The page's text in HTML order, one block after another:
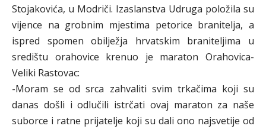
Stojakovića, u Modriči. Izaslanstva Udruga položila su
vijence na grobnim mjestima petorice branitelja, a
ispred spomen obilježja hrvatskim braniteljima u
središtu orahovice krenuo je maraton Orahovica-
Veliki Rastovac:
-Moram se od srca zahvaliti svim trkačima koji su
danas došli i odlučili istrčati ovaj maraton za naše
suborce i ratne prijatelje koji su dali ono najsvetije od